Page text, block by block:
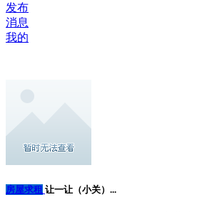
发布
消息
我的
房屋求租 让一让（小关）...